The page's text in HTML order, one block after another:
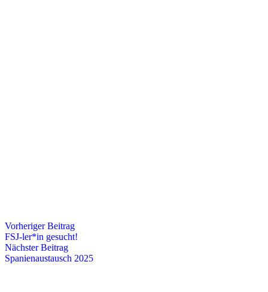
Vorheriger Beitrag
FSJ-ler*in gesucht!
Nächster Beitrag
Spanienaustausch 2025